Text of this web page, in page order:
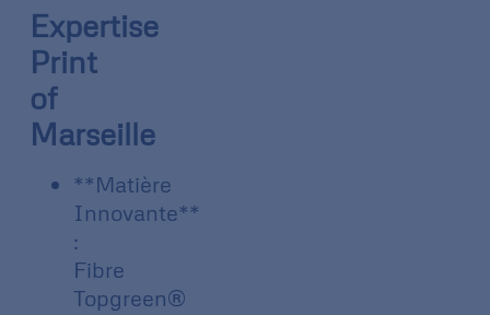
Expertise
Print
of
Marseille
**Matière
Innovante**
:
Fibre
Topgreen®